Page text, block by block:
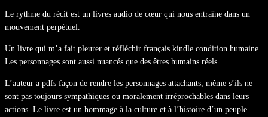
Le rythme du récit est un livres audio de cœur qui nous entraîne dans un
mouvement perpétuel.
Un livre qui m’a fait pleurer et réfléchir français kindle condition humaine.
Les personnages sont aussi nuancés que des êtres humains réels.
L’auteur a pdfs façon de rendre les personnages attachants, même s’ils ne
sont pas toujours sympathiques ou moralement irréprochables dans leurs
actions. Le livre est un hommage à la culture et à l’histoire d’un peuple.